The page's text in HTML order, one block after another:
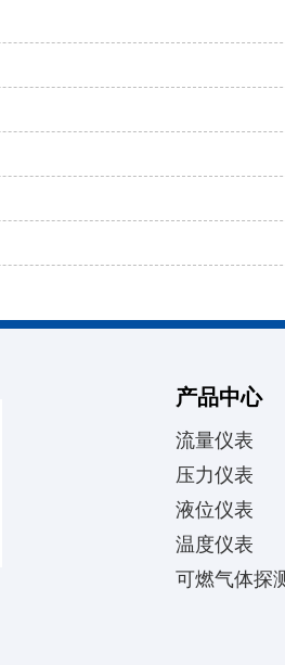
产品中心
流量仪表
压力仪表
液位仪表
温度仪表
可燃气体探